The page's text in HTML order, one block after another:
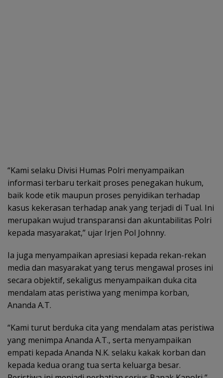
“Kami selaku Divisi Humas Polri menyampaikan
informasi terbaru terkait proses penegakan hukum,
baik kode etik maupun proses penyidikan terhadap
kasus kekerasan terhadap anak yang terjadi di Tual. Ini
merupakan wujud transparansi dan akuntabilitas Polri
kepada masyarakat,” ujar Irjen Pol Johnny.
Ia juga menyampaikan apresiasi kepada rekan-rekan
media dan masyarakat yang terus mengawal proses ini
secara objektif, sekaligus menyampaikan duka cita
mendalam atas peristiwa yang menimpa korban,
Ananda A.T.
“Kami turut berduka cita yang mendalam atas peristiwa
yang menimpa Ananda A.T., serta menyampaikan
empati kepada Ananda N.K. selaku kakak korban dan
kepada kedua orang tua serta keluarga besar.